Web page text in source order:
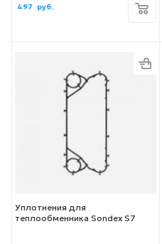
497 руб.
Уплотнения для
теплообменника Sondex S7